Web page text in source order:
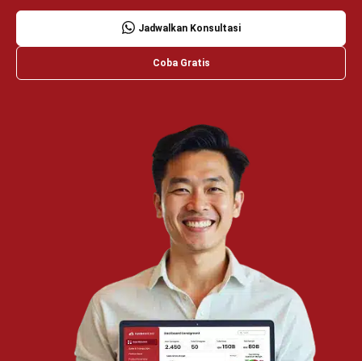
Inventory
Asset
Invoicing
Accounting
Procurement
POS (Point of Sales)
HRM
WMS
INDUSTRI
Manufacturing
Wholesale